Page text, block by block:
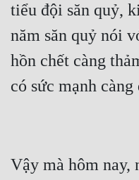
tiểu đội săn quỷ,
năm săn quỷ nói
hồn chết càng
Vậy mà hôm nay,